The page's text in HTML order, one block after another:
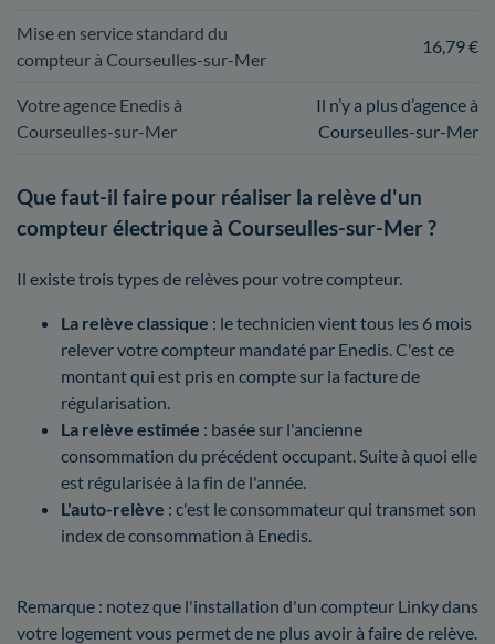
Mise en service standard du
compteur à Courseulles-sur-Mer
16,79 €
Votre agence Enedis à
Courseulles-sur-Mer
Il n’y a plus d’agence à
Courseulles-sur-Mer
Que faut-il faire pour réaliser la relève d'un
compteur électrique à Courseulles-sur-Mer ?
Il existe trois types de relèves pour votre compteur.
La relève classique : le technicien vient tous les 6 mois
relever votre compteur mandaté par Enedis. C'est ce
montant qui est pris en compte sur la facture de
régularisation.
La relève estimée : basée sur l'ancienne
consommation du précédent occupant. Suite à quoi elle
est régularisée à la fin de l'année.
L'auto-relève : c'est le consommateur qui transmet son
index de consommation à Enedis.
Remarque : notez que l'installation d'un compteur Linky dans
votre logement vous permet de ne plus avoir à faire de relève.